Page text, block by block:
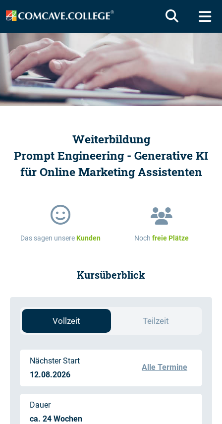
Weiterbildung
Prompt Engineering - Generative KI
für Online Marketing Assistenten
Das sagen unsereKunden Noch freie Plätze
Kursüberblick
Vollzeit Teilzeit
Nächster Start
12.08.2026
Alle Termine
Dauer
ca. 24 Wochen